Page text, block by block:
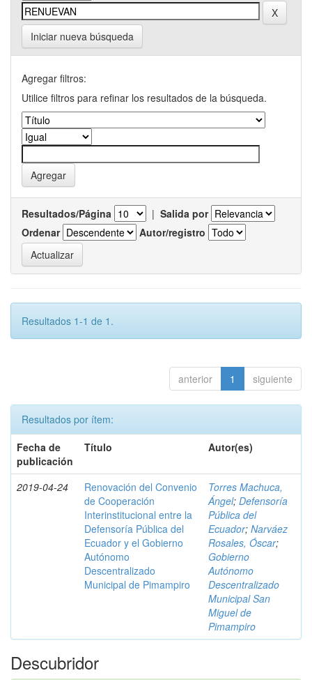
Iniciar nueva búsqueda
Agregar filtros:
Utilice filtros para refinar los resultados de la búsqueda.
Resultados/Página | Salida por
Ordenar
Autor/registro
Resultados 1-1 de 1.
anterior 1 siguiente
Resultados por ítem:
Fecha de
publicación
Título Autor(es)
2019-04-24
Renovación del Convenio
de Cooperación
Interinstitucional entre la
Defensoría Pública del
Ecuador y el Gobierno
Autónomo
Descentralizado
Municipal de Pimampiro
Torres Machuca,
Ángel; Defensoría
Pública del
Ecuador; Narváez
Rosales, Óscar;
Gobierno
Autónomo
Descentralizado
Municipal San
Miguel de
Pimampiro
Descubridor